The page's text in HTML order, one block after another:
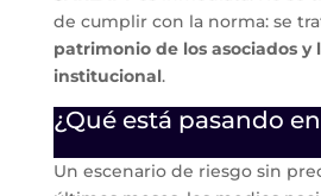
de cumplir con la norma: se
patrimonio de los asociados y
institucional.
¿Qué está pasando
Un escenario de riesgo sin